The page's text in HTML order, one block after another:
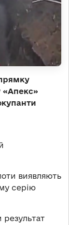
«Апекс»
виявляють
серію